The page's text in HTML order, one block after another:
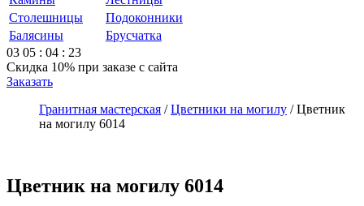
Столешницы
Подоконники
Балясины
Брусчатка
03 05 : 04 : 23
Скидка 10% при заказе с сайта
Заказать
Гранитная мастерская /Цветники на могилу /Цветник
на могилу 6014
Цветник на могилу 6014